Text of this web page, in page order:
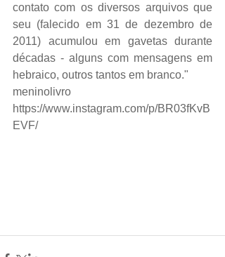
contato com os diversos arquivos que
seu (falecido em 31 de dezembro de
2011) acumulou em gavetas durante
décadas - alguns com mensagens em
hebraico, outros tantos em branco."
https://www.instagram.com/p/BR03fKvB
EVF/